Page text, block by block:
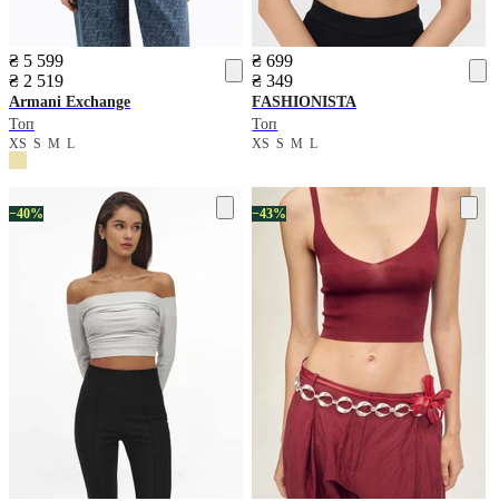
₴ 5 599
₴ 2 519
Armani Exchange
Топ
XS S M L
₴ 699
₴ 349
FASHIONISTA
Топ
XSSML
−40% −43%